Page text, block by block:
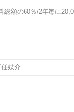
総額の60％/2年毎に20,0
任媒介